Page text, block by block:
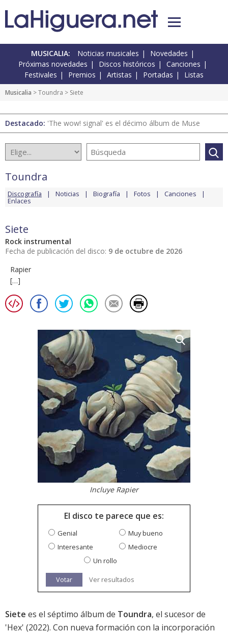
MUSICALIA: Noticias musicales
Novedades
Próximas novedades
Discos históricos
Canciones
Festivales
Premios Artistas Portadas Listas
Musicalia >Toundra > Siete
Destacado: 'The wow! signal' es el décimo álbum de Muse
Toundra
Discografía Noticias Biografía Fotos Canciones
Enlaces
Siete
Rock instrumental
Fecha de publicación del disco: 9 de octubre de 2026
Rapier
[…]
Incluye Rapier
El disco te parece que es:
Genial
Muy bueno
Interesante
Mediocre
Un rollo
Votar Ver resultados
Siete es el séptimo álbum de Toundra, el sucesor de
'Hex' (2022). Con nueva formación con la incorporación